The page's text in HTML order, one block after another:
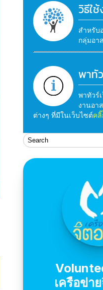
วิธีใ
สำหรับ
กลุ่มอา
พาทั
พาทัวร์
งานอา
ต่างๆ ที่มีในเว็บไซต์ค